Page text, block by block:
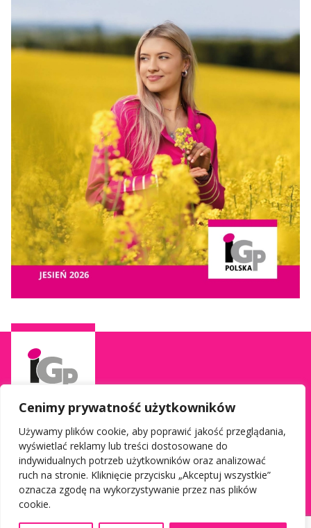
Cenimy prywatność użytkowników
Używamy plików cookie, aby poprawić jakość przeglądania,
wyświetlać reklamy lub treści dostosowane do
indywidualnych potrzeb użytkowników oraz analizować
ruch na stronie. Kliknięcie przycisku „Akceptuj wszystkie”
oznacza zgodę na wykorzystywanie przez nas plików
cookie.
Informacje
Kontakt do Doradcy Terenowego
Polityka prywatności
Social media
Facebook
Youtube